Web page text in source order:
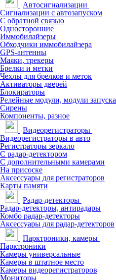
Автосигнализации
Сигнализации с автозапуском
С обратной связью
Односторонние
Иммобилайзеры
Обходчики иммобилайзера
GPS-антенны
Маяки, трекеры
Брелки и метки
Чехлы для брелков и меток
Активаторы дверей
Блокираторы
Релейные модули, модули запуска
Сирены
Компоненты, разное
Видеорегистраторы
Видеорегистраторы в авто
Регистраторы зеркало
С радар-детектором
С дополнительными камерами
На присоске
Аксессуары для регистраторов
Карты памяти
Радар-детекторы
Радар-детекторы, антирадары
Комбо радар-детекторы
Аксессуары для радар-детекторов
Парктроники, камеры
Парктроники
Камеры универсальные
Камеры в штатное место
Камеры видеорегистраторов
Мониторы